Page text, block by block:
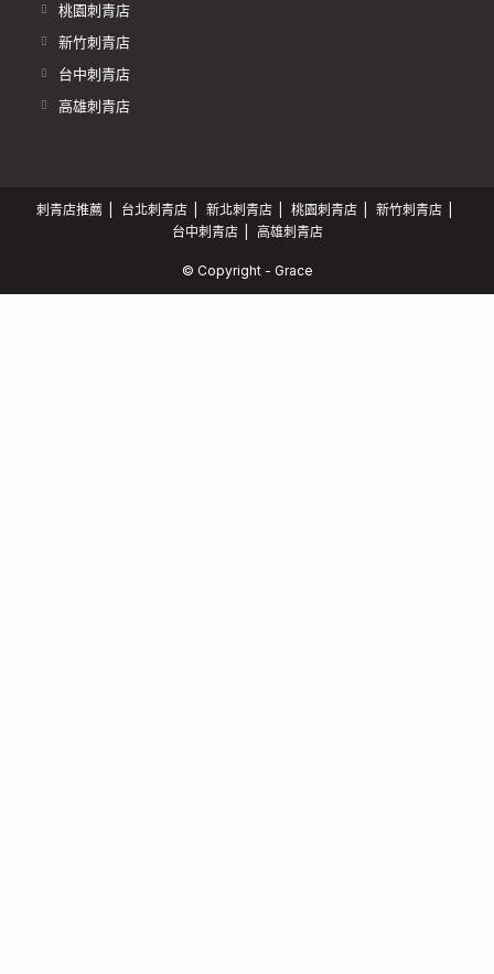
桃園刺青店
新竹刺青店
台中刺青店
高雄刺青店
刺青店推薦 台北刺青店 新北刺青店 桃園刺青店
新竹刺青店
台中刺青店
高雄刺青店
© Copyright - Grace